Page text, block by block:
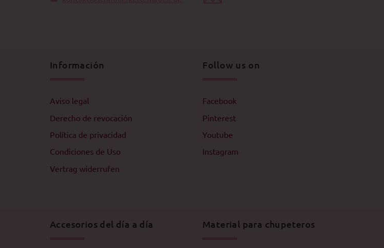
Información
Aviso legal
Derecho de revocación
Política de privacidad
Condiciones de Uso
Vertrag widerrufen
Follow us on
Facebook
Pinterest
Youtube
Instagram
Accesorios del día a día Material para chupeteros